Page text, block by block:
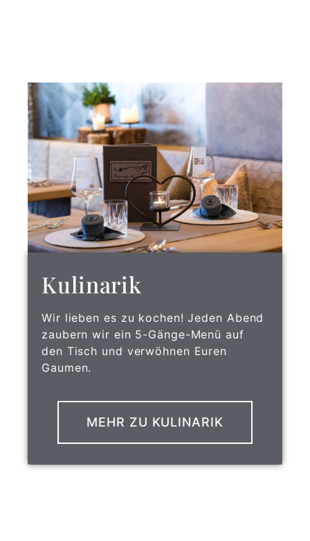
Kulinarik
Wir lieben es zu kochen! Jeden Abend
zaubern wir ein 5-Gänge-Menü auf
den Tisch und verwöhnen Euren
Gaumen.
MEHR ZU KULINARIK